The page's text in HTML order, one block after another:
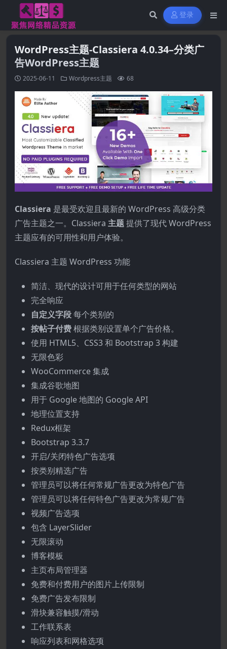
登录
WordPress主题-Classiera 4.0.34–分类广
告WordPress主题
2025-06-11 Wordpress主题 68
Classiera 是最受欢迎且最新的 WordPress 高级分类
广告主题之一。Classiera 主题提供了现代 WordPress
主题应有的可用性和用户体验。
Classiera 主题 WordPress 功能
简洁、现代的设计可用于任何类型的网站
完全响应
自定义字段每个类别的
按帖子付费根据类别设置单个广告价格。
使用 HTML5、CSS3 和 Bootstrap 3 构建
无限色彩
WooCommerce 集成
集成谷歌地图
用于 Google 地图的 Google API
地理位置支持
Redux框架
Bootstrap 3.3.7
开启/关闭特色广告选项
按类别精选广告
管理员可以将任何常规广告更改为特色广告
管理员可以将任何特色广告更改为常规广告
视频广告选项
包含 LayerSlider
无限滚动
博客模板
主页布局管理器
免费和付费用户的图片上传限制
免费广告发布限制
滑块兼容触摸/滑动
工作联系表
响应列表和网格选项